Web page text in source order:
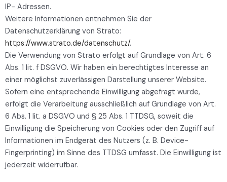
IP- Adressen.
Weitere Informationen entnehmen Sie der
Datenschutzerklärung von Strato:
https://www.strato.de/datenschutz/.
Die Verwendung von Strato erfolgt auf Grundlage von Art. 6
Abs. 1 lit. f DSGVO. Wir haben ein berechtigtes Interesse an
einer möglichst zuverlässigen Darstellung unserer Website.
Sofern eine entsprechende Einwilligung abgefragt wurde,
erfolgt die Verarbeitung ausschließlich auf Grundlage von Art.
6 Abs. 1 lit. a DSGVO und § 25 Abs. 1 TTDSG, soweit die
Einwilligung die Speicherung von Cookies oder den Zugriff auf
Informationen im Endgerät des Nutzers (z. B. Device-
Fingerprinting) im Sinne des TTDSG umfasst. Die Einwilligung ist
jederzeit widerrufbar.